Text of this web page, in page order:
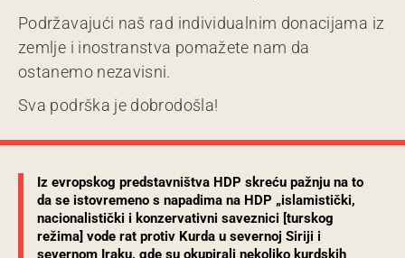
Podržavajući naš rad individualnim donacijama iz
zemlje i inostranstva pomažete nam da
ostanemo nezavisni.
Sva podrška je dobrodošla!
Iz evropskog predstavništva HDP skreću pažnju na to
da se istovremeno s napadima na HDP „islamistički,
nacionalistički i konzervativni saveznici [turskog
režima] vode rat protiv Kurda u severnoj Siriji i
severnom Iraku, gde su okupirali nekoliko kurdskih